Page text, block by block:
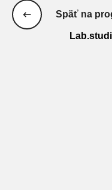
Späť na